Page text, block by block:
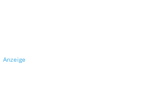
Anzeige